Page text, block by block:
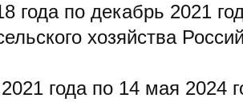
года по декабрь 2021
хозяйства
года по 14 мая 2024